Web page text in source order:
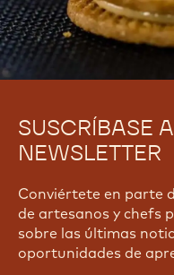
SUSCRÍBASE
NEWSLETTER
Conviértete en parte
de artesanos y chefs
sobre las últimas
oportunidades de